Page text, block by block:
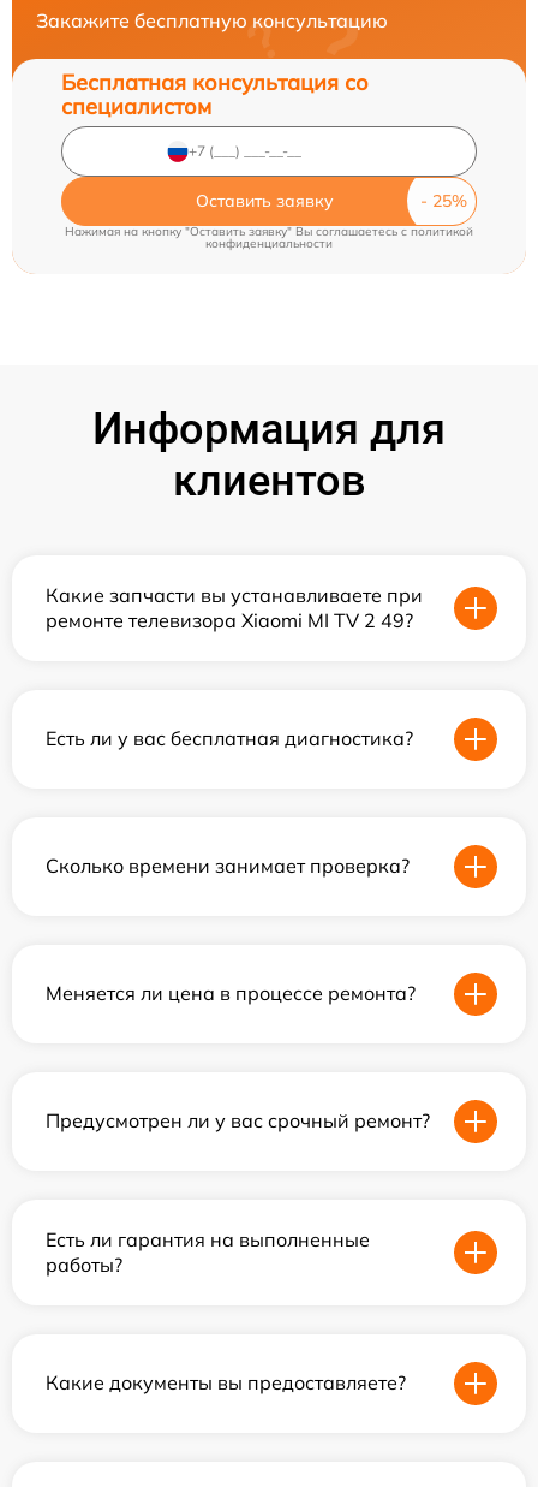
Закажите бесплатную консультацию
Бесплатная консультация со
специалистом
Оставить заявку
Нажимая на кнопку "Оставить заявку" Вы соглашаетесь cполитикой
конфиденциальности
Информация для
клиентов
Какие запчасти вы устанавливаете при
ремонте телевизора Xiaomi MI TV 2 49?
Есть ли у вас бесплатная диагностика?
Сколько времени занимает проверка?
Меняется ли цена в процессе ремонта?
Предусмотрен ли у вас срочный ремонт?
Есть ли гарантия на выполненные
работы?
Какие документы вы предоставляете?